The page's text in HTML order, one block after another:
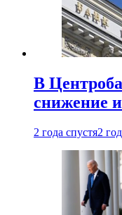
В
снижение
2 года спустя2